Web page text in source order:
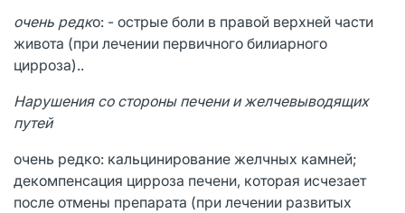
очень редко: - острые боли в правой верхней части
живота (при лечении первичного билиарного
цирроза)..
Нарушения со стороны печени и желчевыводящих
путей
очень редко: кальцинирование желчных камней;
декомпенсация цирроза печени, которая исчезает
после отмены препарата (при лечении развитых